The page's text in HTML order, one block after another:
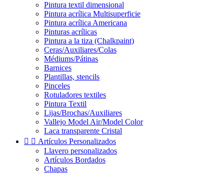
Pintura textil dimensional
Pintura acrílica Multisuperficie
Pintura acrílica Americana
Pinturas acrílicas
Pintura a la tiza (Chalkpaint)
Ceras/Auxiliares/Colas
Médiums/Pátinas
Barnices
Plantillas, stencils
Pinceles
Rotuladores textiles
Pintura Textil
Lijas/Brochas/Auxiliares
Vallejo Model Air/Model Color
Laca transparente Cristal
  Artículos Personalizados
Llavero personalizados
Artículos Bordados
Chapas